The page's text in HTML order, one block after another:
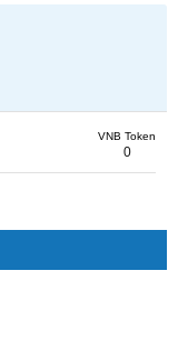
VNB Token
0